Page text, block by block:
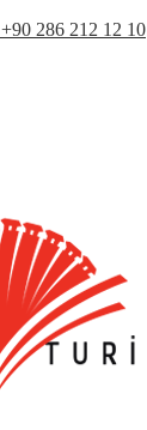
+90 286 212 12 10